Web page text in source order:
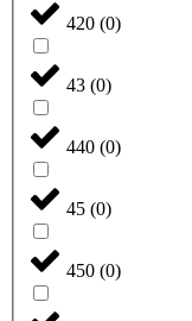
420 (0)
43 (0)
440 (0)
45 (0)
450 (0)